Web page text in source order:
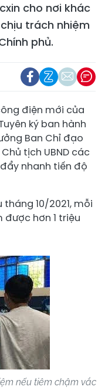
cho nơi khác
trách nhiệm
phủ.
điện mới của
ký ban hành
Ban Chỉ đạo
tịch UBND các
nhanh tiến độ
10/2021, mỗi
hơn 1 triệu
nếu tiêm chậm vắc